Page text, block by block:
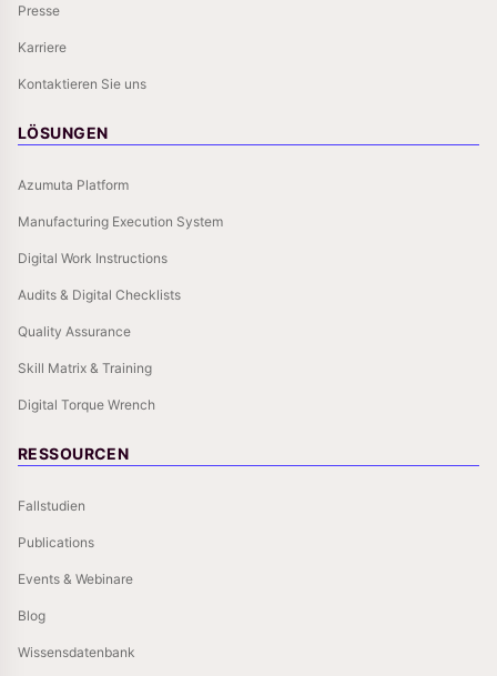
Presse
Karriere
Kontaktieren Sie uns
LÖSUNGEN
Azumuta Platform
Manufacturing Execution System
Digital Work Instructions
Audits & Digital Checklists
Quality Assurance
Skill Matrix & Training
Digital Torque Wrench
RESSOURCEN
Fallstudien
Publications
Events & Webinare
Blog
Wissensdatenbank